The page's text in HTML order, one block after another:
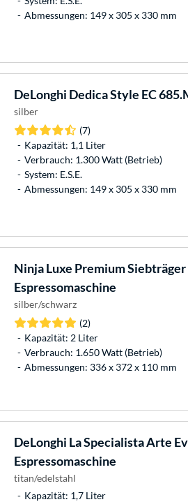
Abmessungen: 149 x 305 x 330 mm
DeLonghi Dedica Style EC
silber
(7)
Kapazität: 1,1 Liter
Verbrauch: 1.300 Watt (Betrieb)
System: E.S.E.
Abmessungen: 149 x 305 x 330 mm
NinjaLuxe Premium Siebträger
Espressomaschine
silber/schwarz
(2)
Kapazität: 2 Liter
Verbrauch: 1.650 Watt (Betrieb)
Abmessungen: 336 x 372 x 110 mm
DeLonghi La Specialista Arte
Espressomaschine
titan/edelstahl
Kapazität: 1,7 Liter